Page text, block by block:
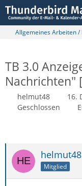
Allgemeines Arbeiten
TB 3.0
Nachrichten"
helmut48
16.
Geschlossen
helmut48
Mitglied